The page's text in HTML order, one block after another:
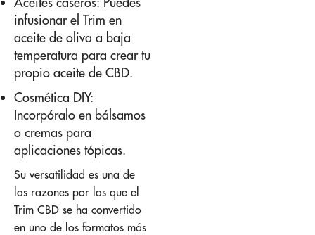
infusionar el Trim en
aceite de oliva a baja
temperatura para crear tu
propio aceite de CBD.
Cosmética DIY:
Incorpóralo en bálsamos
o cremas para
aplicaciones tópicas.
Su versatilidad es una de
las razones por las que el
Trim CBD se ha convertido
en uno de los formatos más